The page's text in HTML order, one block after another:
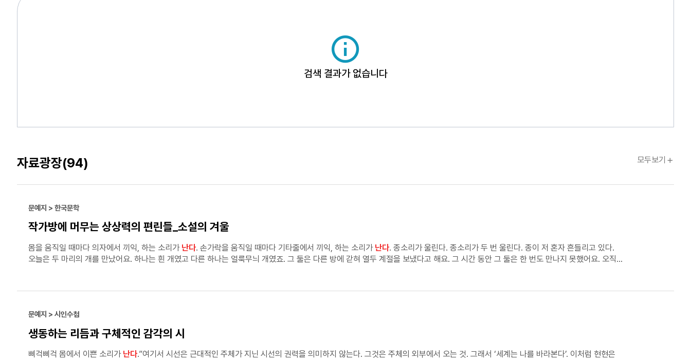
검색 결과가 없습니다
자료광장(94)
문예지 > 한국문학
작가방에 머무는 상상력의 편린들_소설의 겨울
몸을 움직일 때마다 의자에서 끼익, 하는 소리가 난다. 손가락을 움직일 때마다 기타줄에서 끼익, 하는 소리가 난다. 종소리가 울린다. 종소리가 두 번 울린다. 종이 저 혼자 흔들리고 있다.
오늘은 두 마리의 개를 만났어요. 하나는 흰 개였고 다른 하나는 얼룩무늬 개였죠. 그 둘은 다른 방에 갇혀 열두 계절을 보냈다고 해요. 그 시간 동안 그 둘은 한 번도 만나지 못했어요. 오직
눈동자를 가진 생물들을 나는 좋아합니다. 몸을 움직일 때마다 의자에서 끼익, 하는 소리가난다.
문예지 > 시인수첩
생동하는 리듬과 구체적인 감각의 시
삐걱삐걱 몸에서 이쁜 소리가 난다.”여기서 시선은 근대적인 주체가 지닌 시선의 권력을 의미하지 않는다. 그것은 주체의 외부에서 오는 것. 그래서 ‘세계는 나를 바라본다’. 이처럼 현현은
자료광장
모두보기